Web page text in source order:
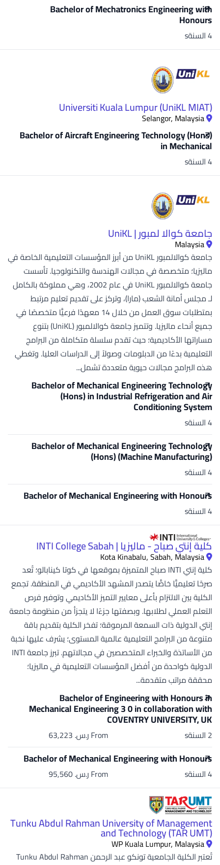
Bachelor of Mechatronics Engineering with
Honours
4 السنةs
Universiti Kuala Lumpur (UniKL MIAT)
Selangor, Malaysia
Bachelor of Aircraft Engineering Technology (Hons)
in Mechanical
4 السنةs
جامعة كوالا لمبور | UniKL
Malaysia
جامعة كوالالمبور UniKL من أبرز المؤسسات التعليمية الخاصة في
ماليزيا؛ متخصصة في مجالات الهندسة والتكنولوجيا. تأسست
جامعة كوالالمبور UniKL في عام 2002، وهي مملوكة بالكامل
لـ مجلس أمانة الشعب (مارا)، وتركز على تقديم تعليم مرتبط
بمتطلبات سوق العمل من خلال 14 معهدًا فرعيًّا متخصصًا في
جميع أنحاء ماليزيا. وتتميز جامعة كوالالمبور (UniKL) بتنوع
مساراتها الأكاديمية؛ حيث تقدم سلسلة متكاملة من البرامج
التعليمية بدءًا من الدبلومات وصولاً إلى الدراسات العليا. وتغطي
هذه البرامج مجالات حيوية متعددة تشمل...
Bachelor of Mechanical Engineering Technology
(Hons) in Industrial Refrigeration and Air
Conditioning System
4 السنةs
Bachelor of Mechanical Engineering Technology
(Hons) (Machine Manufacturing)
4 السنةs
Bachelor of Mechanical Engineering with Honours
4 السنةs
كلية إنتي صباح - ماليزيا | INTI College Sabah
Kota Kinabalu, Sabah, Malaysia
كلية إنتي INTI صباح المتميزة بموقعها في كوتا كينابالو؛ تُعد
صرحًا تعليميًّا خاصًّا يتصدر المشهد الأكاديمي في المنطقة. تجمع
الكلية بين الالتزام بأعلى معايير التميز الأكاديمي وتوفير فرص
التعلم العملي لطلابها. وبصفتها جزءًا لا يتجزأ من منظومة جامعة
إنتي الدولية ذات السمعة المرموقة؛ تفخر الكلية بتقديم باقة
متنوعة من البرامج التعليمية عالمية المستوى؛ يشرف عليها نخبة
من الأساتذة والخبراء المتخصصين في مجالاتهم. تبرز جامعة INTI
الدولية كواحدة من أفضل المؤسسات التعليمية في ماليزيا؛
محققة مراتب متقدمة...
Bachelor of Engineering with Honours in
Mechanical Engineering 3 0 in collaboration with
COVENTRY UNIVERSITY, UK
2 السنةs From ر.س.‏ 63,223
Bachelor of Mechanical Engineering with Honours
4 السنةs From ر.س.‏ 95,560
Tunku Abdul Rahman University of Management
and Technology (TAR UMT)
WP Kuala Lumpur, Malaysia
تُعتبر الكلية الجامعية تونكو عبد الرحمن Tunku Abdul Rahman